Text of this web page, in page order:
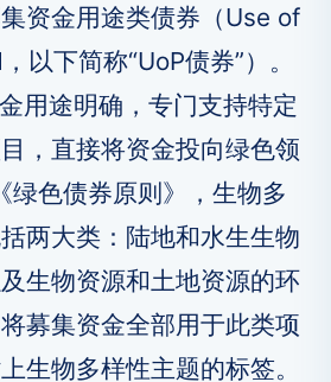
资金用途类债券（Use of
以下简称“UoP债券”）。
用途明确，专门支持特定
，直接将资金投向绿色领
绿色债券原则》，生物多
两大类：陆地和水生生物
生物资源和土地资源的环
募集资金全部用于此类项
生物多样性主题的标签。